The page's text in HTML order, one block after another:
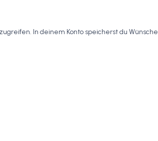
In deinem Konto speicherst du Wünsche